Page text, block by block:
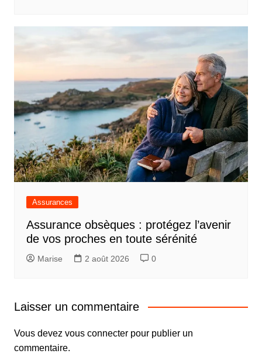
Assurances
Assurance obsèques : protégez l’avenir
de vos proches en toute sérénité
Marise 2 août 2026 0
Laisser un commentaire
Vous devez vous connecterpour publier un
commentaire.